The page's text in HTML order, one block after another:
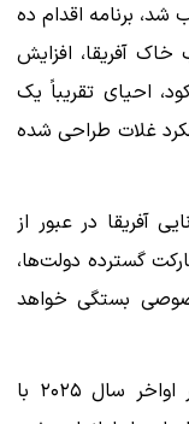
آفریقا در سال 2024 تصویب شد، برنامه اقدام ده
آفریقا، افزایش
احیای تقریباً یک
غلات طراحی شده
به فصل کاشت ۲۰۲۶، توانایی آفریقا در عبور از
گسترده دولت‌ها،
بستگی خواهد
برنامه «AgriConnect» بانک جهانی که در اواخر سال ۲۰۲۵ با